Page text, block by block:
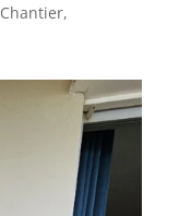
Chantier,